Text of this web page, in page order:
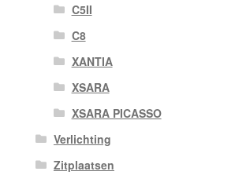
C5II
C8
XANTIA
XSARA
XSARA PICASSO
Verlichting
Zitplaatsen